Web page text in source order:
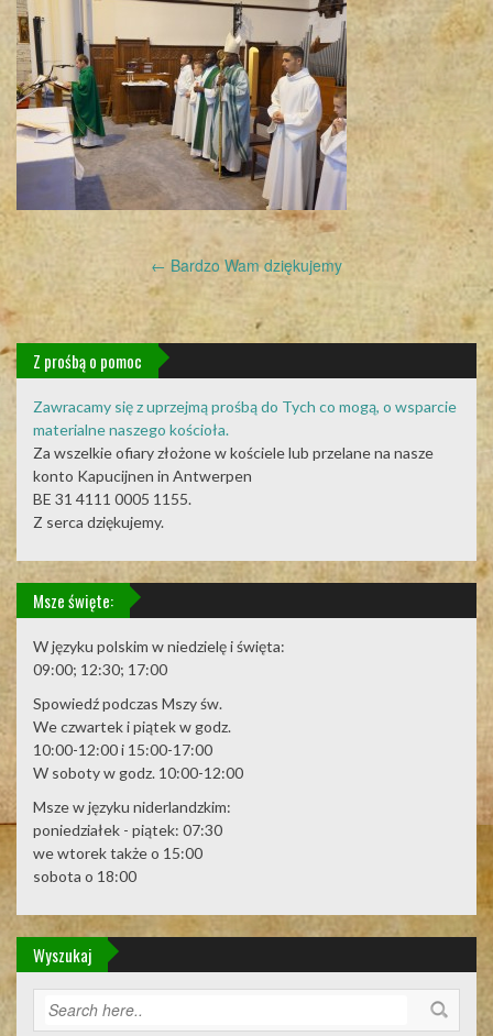
Post
navigation
← Bardzo Wam dziękujemy
Z prośbą o pomoc
Zawracamy się z uprzejmą prośbą do Tych co mogą, o wsparcie
materialne naszego kościoła.
Za wszelkie ofiary złożone w kościele lub przelane na nasze
konto Kapucijnen in Antwerpen
BE 31 4111 0005 1155.
Z serca dziękujemy.
Msze święte:
W języku polskim w niedzielę i święta:
09:00; 12:30; 17:00
Spowiedź podczas Mszy św.
We czwartek i piątek w godz.
10:00-12:00 i 15:00-17:00
W soboty w godz. 10:00-12:00
Msze w języku niderlandzkim:
poniedziałek - piątek: 07:30
we wtorek także o 15:00
sobota o 18:00
Wyszukaj